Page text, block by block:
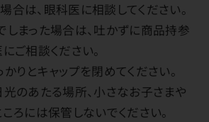
合は、眼科医に相談してください。
まった場合は、吐かずに商品持参
ご相談ください。
りとキャップを閉めてください。
のあたる場所、小さなお子さまや
ろには保管しないでください。